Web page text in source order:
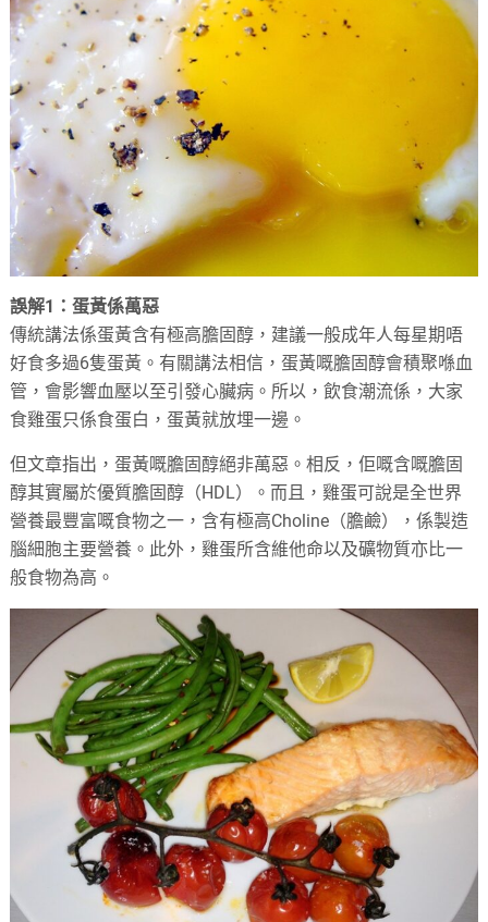
誤解1 ：蛋黃係萬惡
傳統講法係蛋黃含有極高膽固醇，建議一般成年人每星期唔
好食多過6隻蛋黃。有關講法相信，蛋黃嘅膽固醇會積聚喺血
管，會影響血壓以至引發心臟病。所以，飲食潮流係，大家
食雞蛋只係食蛋白，蛋黃就放埋一邊。
但文章指出，蛋黃嘅膽固醇絕非萬惡。相反，佢嘅含嘅膽固
醇其實屬於優質膽固醇（HDL）。而且，雞蛋可說是全世界
營養最豐富嘅食物之一，含有極高Choline（膽鹼），係製造
腦細胞主要營養。此外，雞蛋所含維他命以及礦物質亦比一
般食物為高。